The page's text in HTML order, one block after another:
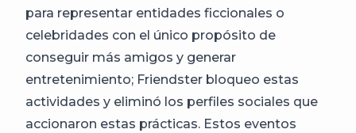
para representar entidades ficcionales o
celebridades con el único propósito de
conseguir más amigos y generar
entretenimiento; Friendster bloqueo estas
actividades y eliminó los perfiles sociales que
accionaron estas prácticas. Estos eventos